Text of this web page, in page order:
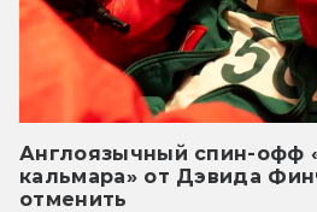
Англоязычный спин-офф
кальмара» от Дэвида
отменить